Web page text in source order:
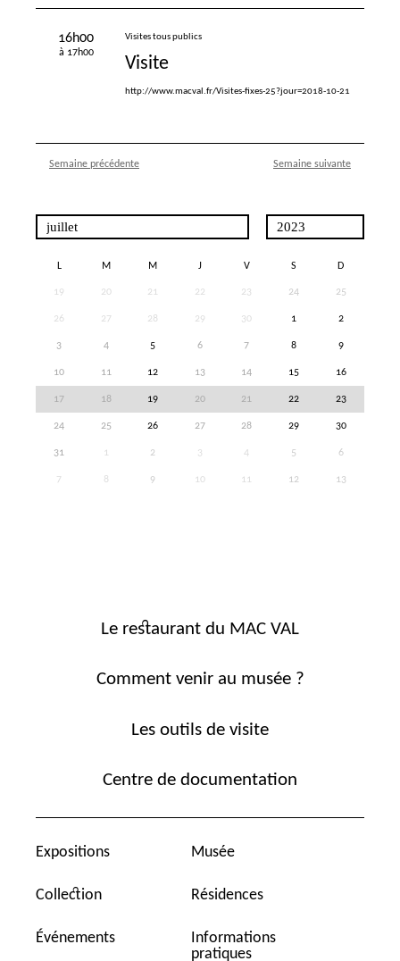
16h00
à 17h00
Visites tous publics
Visite
http://www.macval.fr/Visites-fixes-25?jour=2018-10-21
Semaine précédente Semaine suivante
L M M J V S D
19 20 21 22 23 24 25
26 27 28 29 30 1 2
3 4 5 6 7 8 9
10 11 12 13 14 15 16
17 18 19 20 21 22 23
24 25 26 27 28 29 30
31 1 2 3 4 5 6
7 8 9 10 11 12 13
Le restaurant du MAC VAL
Comment venir au musée ?
Les outils de visite
Centre de documentation
Expositions
Collection
Événements
Musée
Résidences
Informations
pratiques